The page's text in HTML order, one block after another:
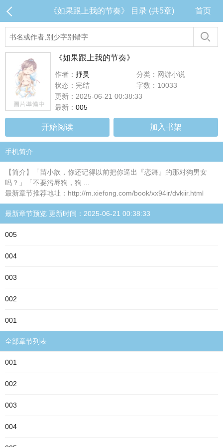
《如果跟上我的节奏》 目录 (共5章) 首页
《如果跟上我的节奏》
作者： 抒灵
分类：网游小说
状态：完结
字数：10033
更新：2025-06-21 00:38:33
最新： 005
开始阅读 加入书架
手机简介
【简介】「苗小歆，你还记得以前把你逼出『恋舞』的那对狗男女
吗？」「不要污辱狗，狗 ...
最新章节推荐地址：http://m.xiefong.com/book/xx94ir/dvkiir.html
最新章节预览 更新时间：2025-06-21 00:38:33
005
004
003
002
001
全部章节列表
001
002
003
004